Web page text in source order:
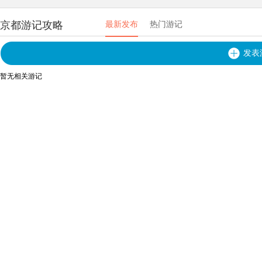
京都游记攻略 最新发布 热门游记
发表
暂无相关游记